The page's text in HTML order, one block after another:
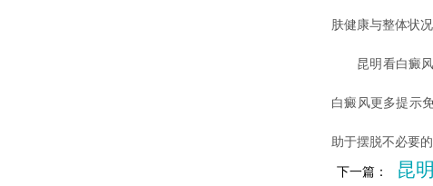
肤健康与整体状
昆明看白癜风
白癜风更多提示
助于摆脱不必要
下一篇： 昆